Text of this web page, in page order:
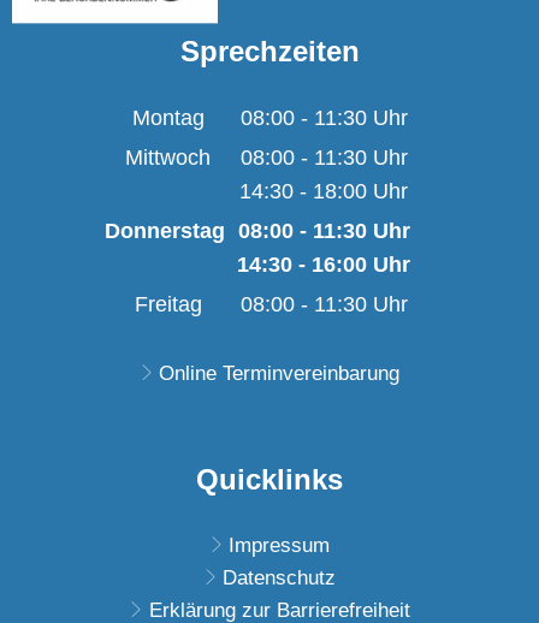
Sprechzeiten
Montag 08:00- 11:30Uhr
Von 08:00 bis 11:30
Mittwoch 08:00- 11:30Uhr
Von 08:00 bis 11:30
14:30 - 18:00 Uhr
Von 14:30 bis 18:00
Donnerstag 08:00- 11:30Uhr
Von 08:00 bis 11:30
14:30 - 16:00 Uhr
Von 14:30 bis 16:00
Freitag 08:00- 11:30Uhr
Online Terminvereinbarung
Quicklinks
Impressum
Datenschutz
Erklärung zur Barrierefreiheit